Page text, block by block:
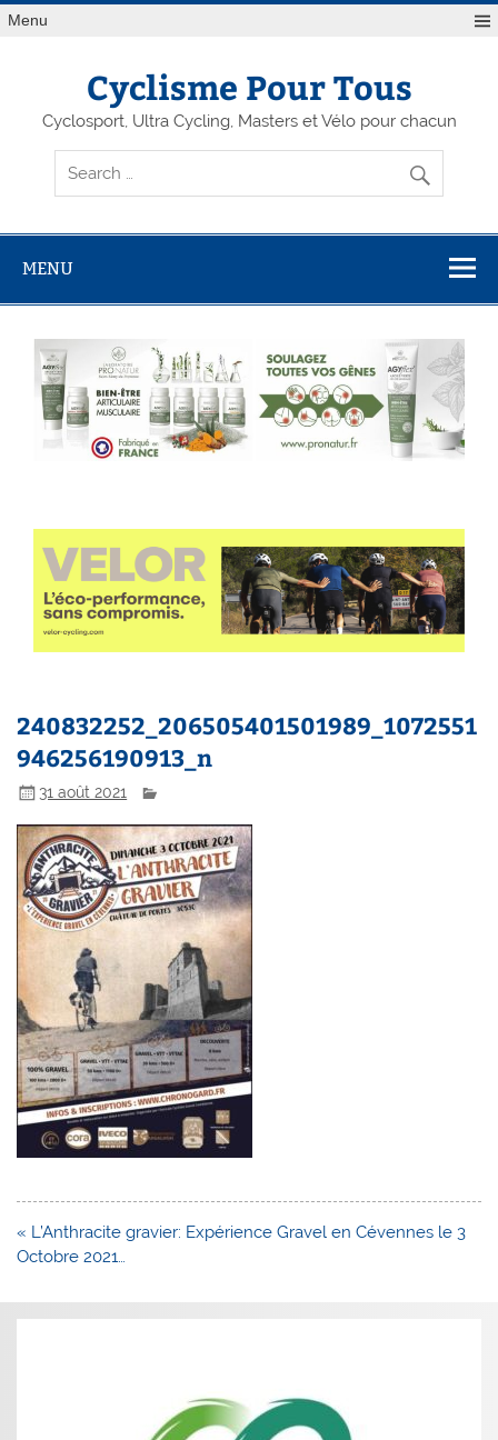
Menu
Cyclisme Pour Tous
Cyclosport, Ultra Cycling, Masters et Vélo pour chacun
MENU
240832252_206505401501989_1072551
946256190913_n
31 août 2021
Navigation
de
« L’Anthracite gravier: Expérience Gravel en Cévennes le 3
Octobre 2021…